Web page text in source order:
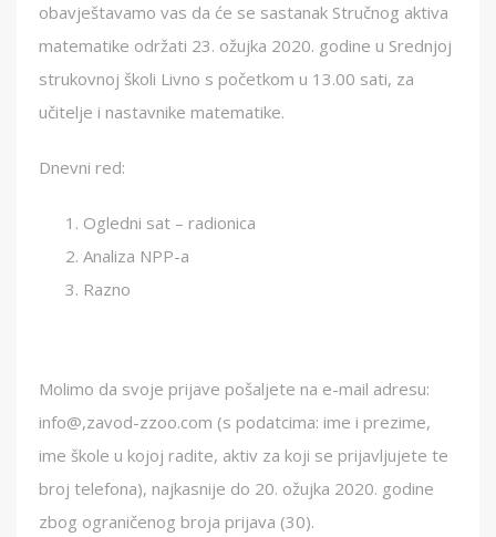
obavještavamo vas da će se sastanak Stručnog aktiva
matematike održati 23. ožujka 2020. godine u Srednjoj
strukovnoj školi Livno s početkom u 13.00 sati, za
učitelje i nastavnike matematike.
Dnevni red:
Ogledni sat – radionica
Analiza NPP-a
Razno
Molimo da svoje prijave pošaljete na e-mail adresu:
info@,zavod-zzoo.com (s podatcima: ime i prezime,
ime škole u kojoj radite, aktiv za koji se prijavljujete te
broj telefona), najkasnije do 20. ožujka 2020. godine
zbog ograničenog broja prijava (30).